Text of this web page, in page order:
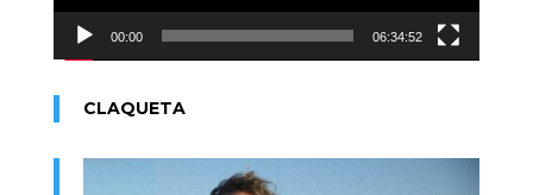
00:00 06:34:52
CLAQUETA